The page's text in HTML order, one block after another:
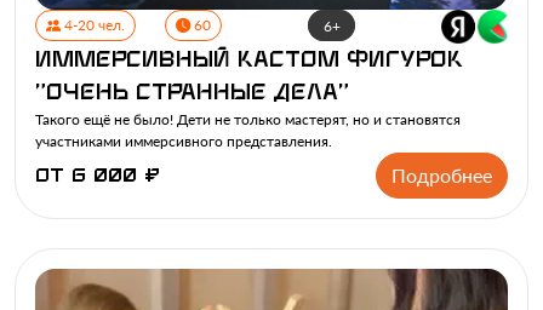
4-20 чел. 60 6+
Иммерсивный кастом фигурок
"Очень странные дела"
Такого ещё не было! Дети не только мастерят, но и становятся
участниками иммерсивного представления.
от 6 000 ₽ Подробнее